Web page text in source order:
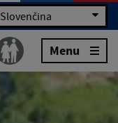
Slovenčina
Menu